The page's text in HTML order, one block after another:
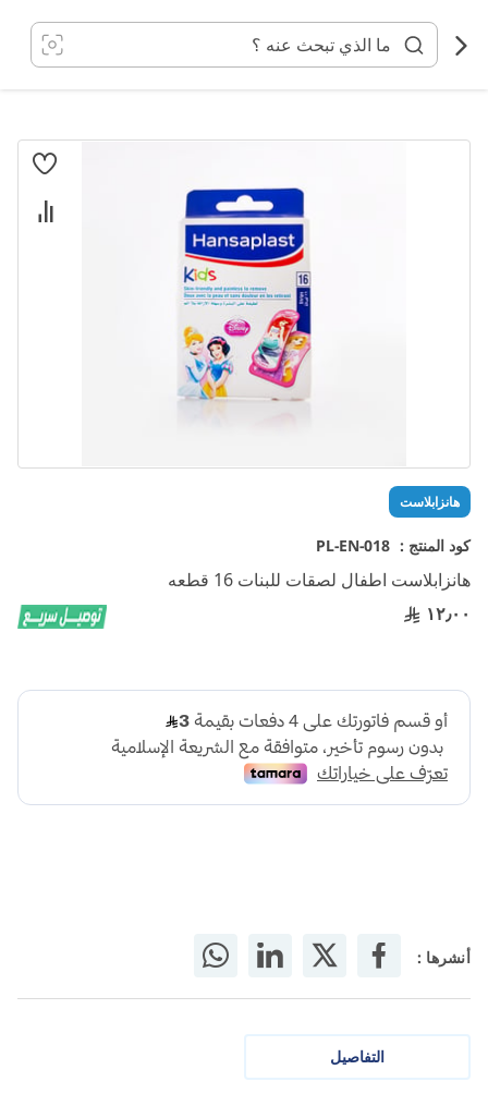
المحتوى
هانزابلاست
كود المنتج : PL-EN-018
هانزابلاست اطفال لصقات للبنات 16 قطعه
١٢٫٠٠
أنشرها :
انتقل
تخطي
إلى
بداية
معرض
الصور
التفاصيل